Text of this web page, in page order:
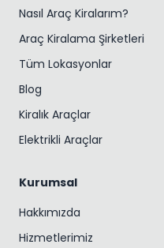
Nasıl Araç Kiralarım?
Araç Kiralama Şirketleri
Tüm Lokasyonlar
Blog
Kiralık Araçlar
Elektrikli Araçlar
Kurumsal
Hakkımızda
Hizmetlerimiz